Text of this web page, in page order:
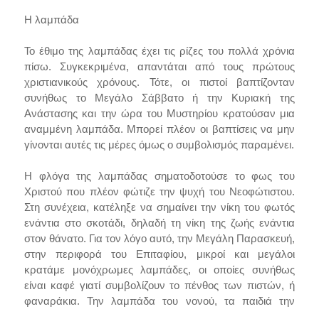
Η λαμπάδα
Το έθιμο της λαμπάδας έχει τις ρίζες του πολλά χρόνια
πίσω. Συγκεκριμένα, απαντάται από τους πρώτους
χριστιανικούς χρόνους. Τότε, οι πιστοί βαπτίζονταν
συνήθως το Μεγάλο Σάββατο ή την Κυριακή της
Ανάστασης και την ώρα του Μυστηρίου κρατούσαν μια
αναμμένη λαμπάδα. Μπορεί πλέον οι βαπτίσεις να μην
γίνονται αυτές τις μέρες όμως ο συμβολισμός παραμένει.
Η φλόγα της λαμπάδας σηματοδοτούσε το φως του
Χριστού που πλέον φώτιζε την ψυχή του Νεοφώτιστου.
Στη συνέχεια, κατέληξε να σημαίνει την νίκη του φωτός
ενάντια στο σκοτάδι, δηλαδή τη νίκη της ζωής ενάντια
στον θάνατο. Για τον λόγο αυτό, την Μεγάλη Παρασκευή,
στην περιφορά του Επιταφίου, μικροί και μεγάλοι
κρατάμε μονόχρωμες λαμπάδες, οι οποίες συνήθως
είναι καφέ γιατί συμβολίζουν το πένθος των πιστών, ή
φαναράκια. Την λαμπάδα του νονού, τα παιδιά την